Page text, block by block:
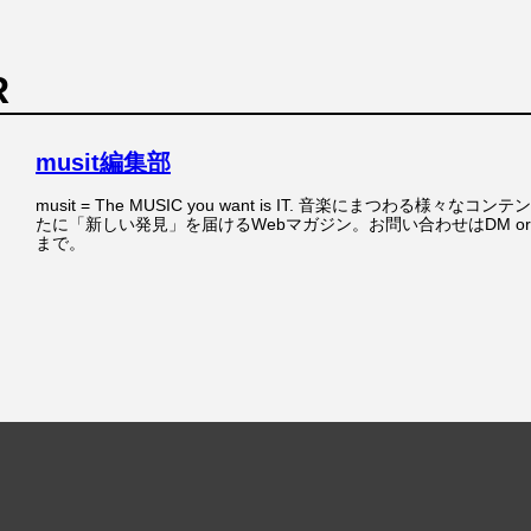
musit編集部
musit = The MUSIC you want is IT. 音楽にまつわる様々なコンテ
たに「新しい発見」を届けるWebマガジン。お問い合わせはDM
まで。